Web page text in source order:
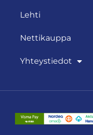
Lehti
Nettikauppa
Yhteystiedot